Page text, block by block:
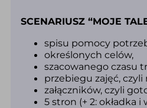
SCENARIUSZ “MOJE
spisu pomocy
określonych celów,
szacowanego czasu
przebiegu zajęć,czyli
załączników, czyli
5 stron (+ 2: okładka i